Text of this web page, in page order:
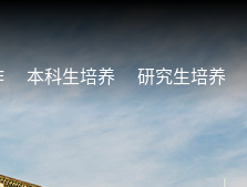
本科生培养 研究生培养